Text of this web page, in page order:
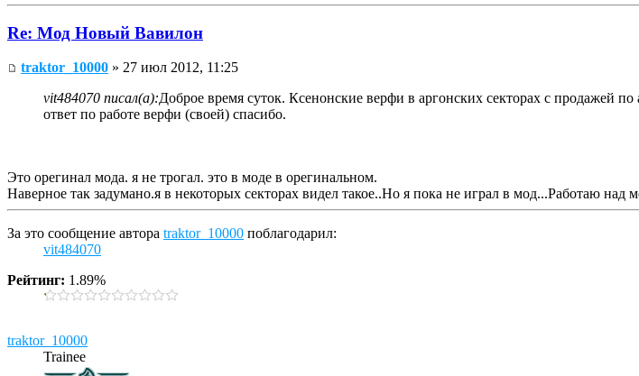
Re: Мод Новый Вавилон
traktor_10000 » 27 июл 2012, 11:25
vit484070 писал(а):Доброе время суток. Ксенонские верфи в аргонских секторах с продажей
ответ по работе верфи (своей) спасибо.
Это орегинал мода. я не трогал. это в моде в орегинальном.
Наверное так задумано.я в некоторых секторах видел такое..Но я пока не играл в мод...Работаю над
За это сообщение автора traktor_10000 поблагодарил:
vit484070
Рейтинг: 1.89%
traktor_10000
Trainee